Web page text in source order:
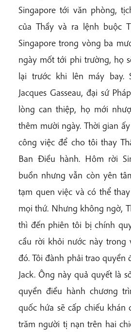
Singapore tới văn phòng,
của Thầy và ra lệnh buộc
Singapore trong vòng ba
ngày mốt tới phi trường, họ
lại trước khi lên máy bay.
Jacques Gasseau, đại sứ
lòng can thiệp, họ mới
thêm mười ngày. Thời gian
công việc để cho tôi thay
Ban Điều hành. Hôm rời
buồn nhưng vẫn còn yên
tạm quen việc và có thể
mọi thứ. Nhưng không ngờ,
thì đến phiên tôi bị chính
cầu rời khỏi nước này trong
đó. Tôi đành phải trao quyền
Jack. Ông này quả quyết là
quyền điều hành chương
quốc hứa sẽ cấp chiếu khán
trăm người tị nạn trên hai